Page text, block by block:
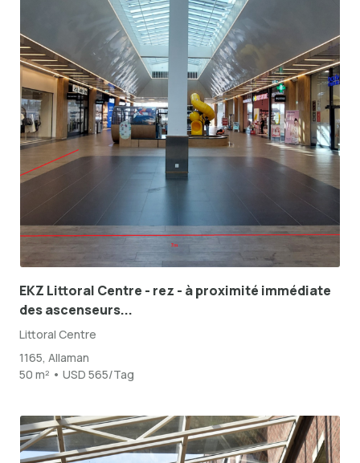
EKZ Littoral Centre - rez - à proximité immédiate
des ascenseurs...
Littoral Centre
1165, Allaman
50 m² • USD 565/Tag